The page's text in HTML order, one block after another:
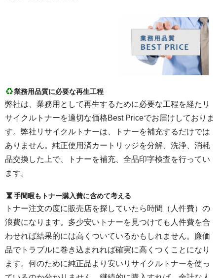
業務用品質に必要な再生工程
弊社は、業務用として再生するために必要な工程を経たリ
サイクルトナーを適切な価格Best Priceでお届けしておりま
す。弊社リサイクルトナーは、トナーを補充するだけでは
ありません。純正使用済カートリッジを分解、洗浄、消耗
品交換した上で、トナーを補充、全品印字検査を行ってい
ます。
手間暇もトナー購入費に含めて考える
トナー注文の度に販売店を探していたら時間（人件費）の
浪費になります。多少安いトナーを見つけても人件費を合
わせれば結果的には高くついているかもしれません。廉価
品でトラブルに巻き込まれれば確実に高くつくことになり
ます。何のために純正品より安いリサイクルトナーを使っ